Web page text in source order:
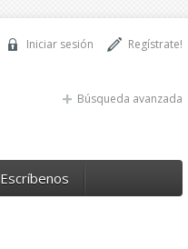
Regístrate!
Iniciar sesión
Búsqueda avanzada
Escríbenos